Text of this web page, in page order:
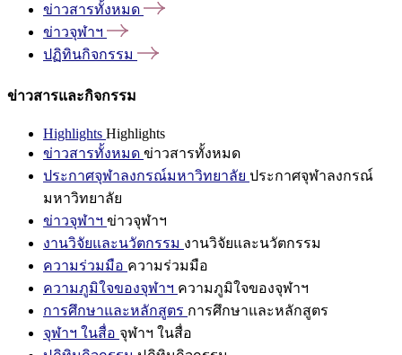
ข่าวสารทั้งหมด
ข่าวจุฬาฯ
ปฏิทินกิจกรรม
ข่าวสารและกิจกรรม
Highlights Highlights
ข่าวสารทั้งหมด ข่าวสารทั้งหมด
ประกาศจุฬาลงกรณ์มหาวิทยาลัย ประกาศจุฬาลงกรณ์
มหาวิทยาลัย
ข่าวจุฬาฯ ข่าวจุฬาฯ
งานวิจัยและนวัตกรรม งานวิจัยและนวัตกรรม
ความร่วมมือ ความร่วมมือ
ความภูมิใจของจุฬาฯ ความภูมิใจของจุฬาฯ
การศึกษาและหลักสูตร การศึกษาและหลักสูตร
จุฬาฯ ในสื่อ จุฬาฯ ในสื่อ